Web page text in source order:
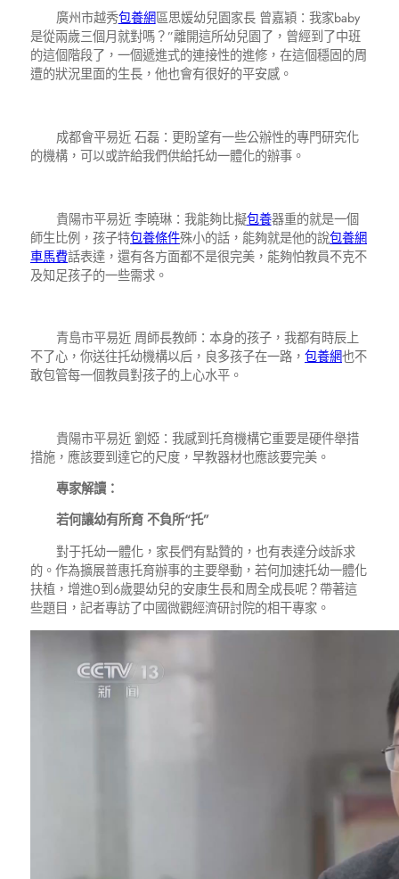
廣州市越秀包養網區思媛幼兒園家長 曾嘉穎：我家baby
是從兩歲三個月就對嗎？”離開這所幼兒園了，曾經到了中班
的這個階段了，一個遞進式的連接性的進修，在這個穩固的周
遭的狀況里面的生長，他也會有很好的平安感。
成都會平易近 石磊：更盼望有一些公辦性的專門研究化
的機構，可以或許給我們供給托幼一體化的辦事。
貴陽市平易近 李曉琳：我能夠比擬包養器重的就是一個
師生比例，孩子特包養條件殊小的話，能夠就是他的說包養網
車馬費話表達，還有各方面都不是很完美，能夠怕教員不克不
及知足孩子的一些需求。
青島市平易近 周師長教師：本身的孩子，我都有時辰上
不了心，你送往托幼機構以后，良多孩子在一路， 包養網也不
敢包管每一個教員對孩子的上心水平。
貴陽市平易近 劉婭：我感到托育機構它重要是硬件舉措
措施，應該要到達它的尺度，早教器材也應該要完美。
專家解讀：
若何讓幼有所育 不負所“托”
對于托幼一體化，家長們有點贊的，也有表達分歧訴求
的。作為擴展普惠托育辦事的主要舉動，若何加速托幼一體化
扶植，增進0到6歲嬰幼兒的安康生長和周全成長呢？帶著這
些題目，記者專訪了中國微觀經濟研討院的相干專家。